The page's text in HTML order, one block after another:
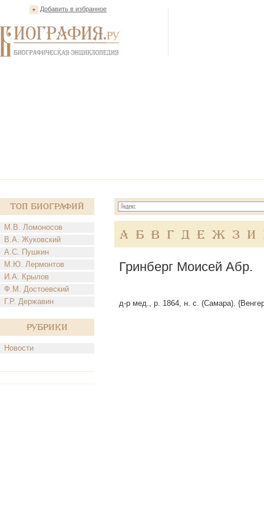
Добавить в избранное
Топ Биографий
М.В. Ломоносов
В.А. Жуковский
А.С. Пушкин
М.Ю. Лермонтов
И.А. Крылов
Ф.М. Достоевский
Г.Р. Державин
Рубрики
Новости
А Б В Г Д Е Ж З И
Гринберг Моисей Абр.
д-р мед., р. 1864, н. с. (Самара).